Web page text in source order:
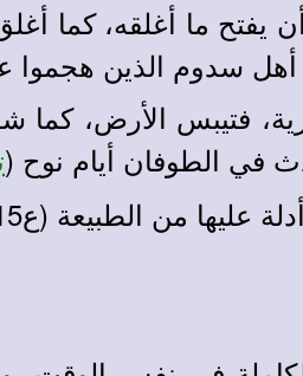
يفتح ما أغلقه، كما
أهل سدوم الذين هجموا
فتيبس الأرض، كما
في الطوفان أيام نوح (
التالية سيقدم أدلة من نماذج بشرية مختلفة.